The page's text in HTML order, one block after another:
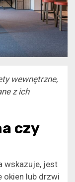
wewnętrzne,
z ich
czy
wskazuje, jest
okien lub drzwi